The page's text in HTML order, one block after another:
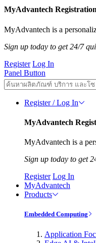
MyAdvantech Registration
MyAdvantech is a
Sign up today to get 24/7
Register Log In
Panel Button
Register / Log In
MyAdvantech
MyAdvantech is a
Sign up today to get
Register Log In
MyAdvantech
Products
Embedded Computing
Application